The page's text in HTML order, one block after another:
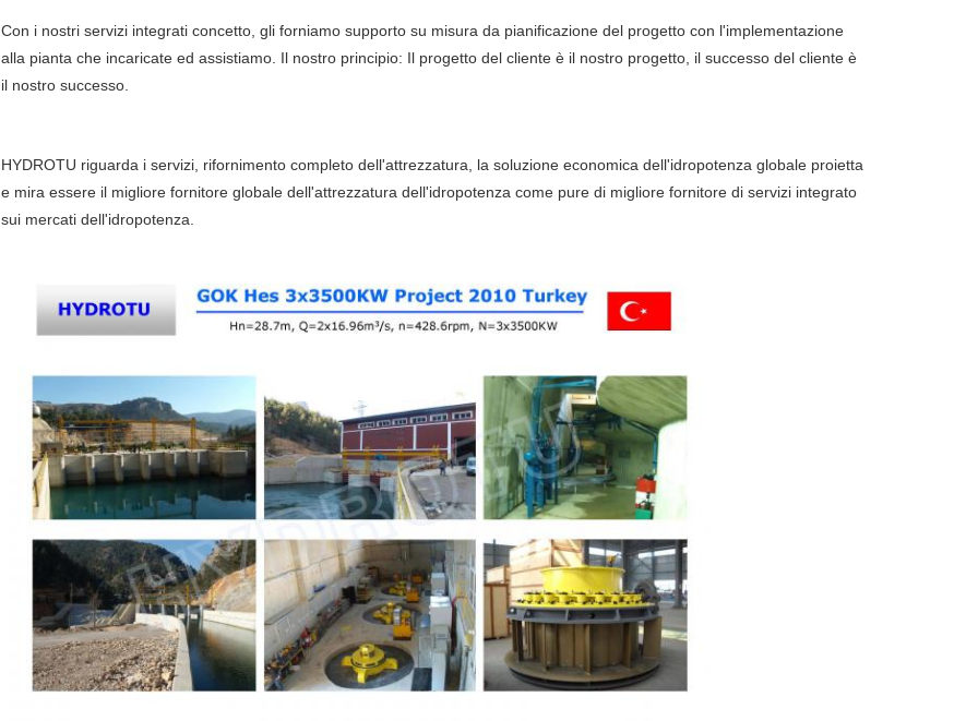
Con i nostri servizi integrati concetto, gli forniamo supporto su misura da pianificazione del progetto con l'implementazione
alla pianta che incaricate ed assistiamo. Il nostro principio: Il progetto del cliente è il nostro progetto, il successo del cliente è
il nostro successo.
HYDROTU riguarda i servizi, rifornimento completo dell'attrezzatura, la soluzione economica dell'idropotenza globale proietta
e mira essere il migliore fornitore globale dell'attrezzatura dell'idropotenza come pure di migliore fornitore di servizi integrato
sui mercati dell'idropotenza.